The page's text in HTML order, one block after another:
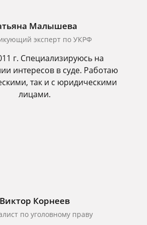
Малышева
эксперт по УКРФ
г. Специализируюсь на
интересов в суде. Работаю
так и с юридическими
лицами.
Виктор Корнеев
по уголовному праву